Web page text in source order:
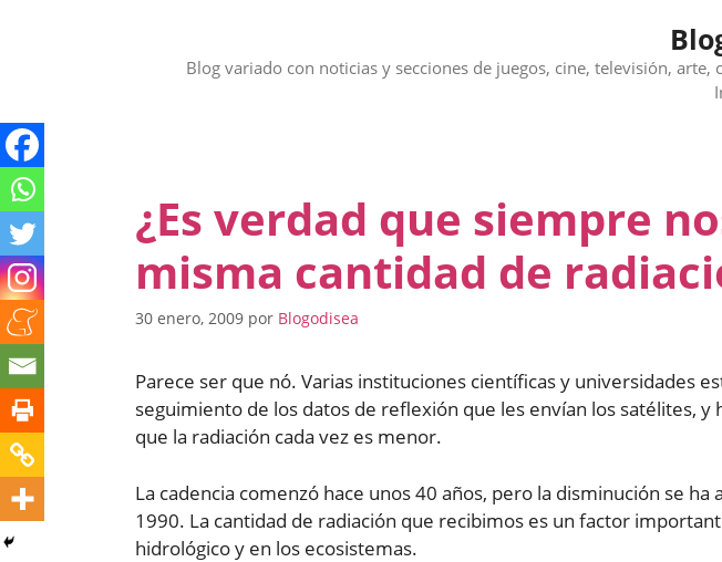
Blog variado con noticias y secciones de juegos, cine, televisión,
¿Es verdad que siempre
misma cantidad de
30 enero, 2009 por Blogodisea
Parece ser que nó. Varias instituciones científicas y universidades
seguimiento de los datos de reflexión que les envían los satélites, y
que la radiación cada vez es menor.
La cadencia comenzó hace unos 40 años, pero la disminución se
1990. La cantidad de radiación que recibimos es un factor
hidrológico y en los ecosistemas.